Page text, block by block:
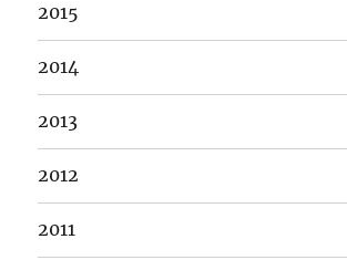
2015
2014
2013
2012
2011